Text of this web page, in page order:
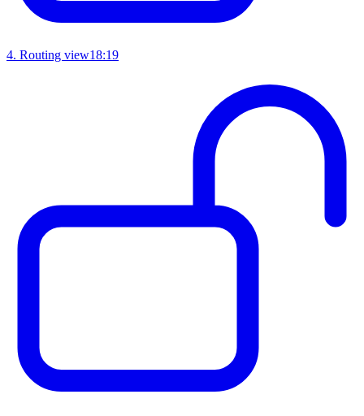
4. Routing view18:19